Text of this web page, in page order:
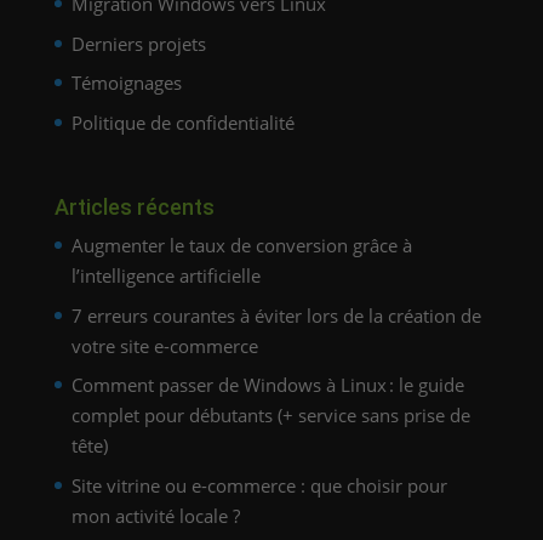
Derniers projets
Témoignages
Politique de confidentialité
Articles récents
Augmenter le taux de conversion grâce à
l’intelligence artificielle
7 erreurs courantes à éviter lors de la création de
votre site e-commerce
Comment passer de Windows à Linux : le guide
complet pour débutants (+ service sans prise de
tête)
Site vitrine ou e-commerce : que choisir pour
mon activité locale ?